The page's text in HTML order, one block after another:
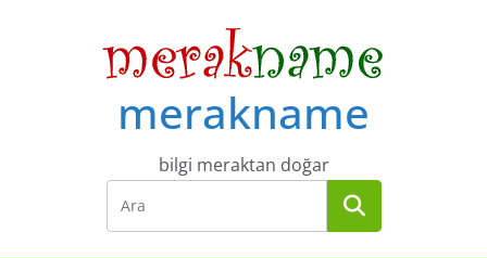
merakname
bilgi meraktan doğar